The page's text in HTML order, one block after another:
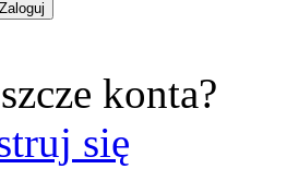
konta?
się